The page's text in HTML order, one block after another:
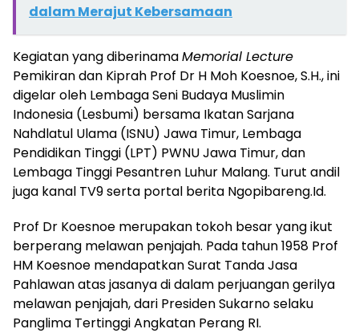
dalam Merajut Kebersamaan
Kegiatan yang diberinamaMemorial Lecture
Pemikiran dan Kiprah Prof Dr H Moh Koesnoe, S.H., ini
digelar oleh Lembaga Seni Budaya Muslimin
Indonesia (Lesbumi) bersama Ikatan Sarjana
Nahdlatul Ulama (ISNU) Jawa Timur, Lembaga
Pendidikan Tinggi (LPT) PWNU Jawa Timur, dan
Lembaga Tinggi Pesantren Luhur Malang. Turut andil
juga kanal TV9 serta portal berita Ngopibareng.Id.
Prof Dr Koesnoe merupakan tokoh besar yang ikut
berperang melawan penjajah. Pada tahun 1958 Prof
HM Koesnoe mendapatkan Surat Tanda Jasa
Pahlawan atas jasanya di dalam perjuangan gerilya
melawan penjajah, dari Presiden Sukarno selaku
Panglima Tertinggi Angkatan Perang RI.